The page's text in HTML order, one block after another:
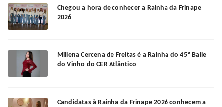
Chegou a hora de conhecer a Rainha da Frinape
2026
Millena Cercena de Freitas é a Rainha do 45º Baile
do Vinho do CER Atlântico
Candidatas à Rainha da Frinape 2026 conhecem a